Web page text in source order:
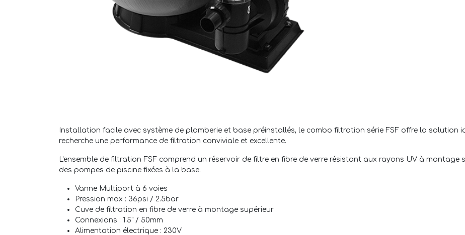
Installation facile avec système de plomberie et base préinstallés, le combo filtration série FSF offre la solution
recherche une performance de filtration conviviale et excellente.
L'ensemble de filtration FSF comprend un réservoir de filtre en fibre de verre résistant aux rayons UV à montage
des pompes de piscine fixées à la base.
Vanne Multiport à 6 voies
Pression max : 36psi / 2.5bar
Cuve de filtration en fibre de verre à montage supérieur
Connexions : 1.5" / 50mm
Alimentation électrique : 230V